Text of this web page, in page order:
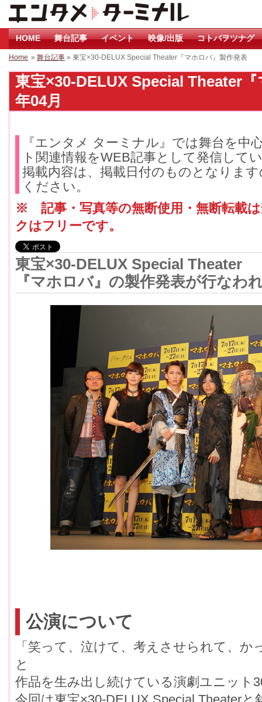
HOME 舞台記事 イベント 映像/出版 コトバヲツナグ
Home » 舞台記事 » 東宝×30-DELUX Special Theater『マホロバ』製作発表
東宝×30-DELUX Special Theater
年04月
『エンタメ ターミナル』では舞台を中
ト関連情報をWEB記事として発信して
掲載内容は、掲載日付のものとなりま
ください。
※ 記事・写真等の無断使用・無断転載
クはフリーです。
東宝×30-DELUX Special Theater
『マホロバ』の製作発表が行なわ
公演について
「笑って、泣けて、考えさせられて、
と
作品を生み出し続けている演劇ユニット